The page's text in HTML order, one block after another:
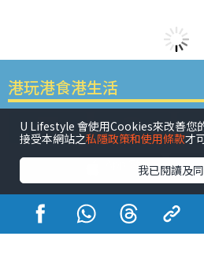
港玩港食港生活
活動展覽 市集 開倉 尖沙咀好
元朗好去處
荃灣好去處 旺角好
U Lifestyle 會使用Cookies來改善您
接受本網站之私隱政策和使用條款才
我已閱讀及